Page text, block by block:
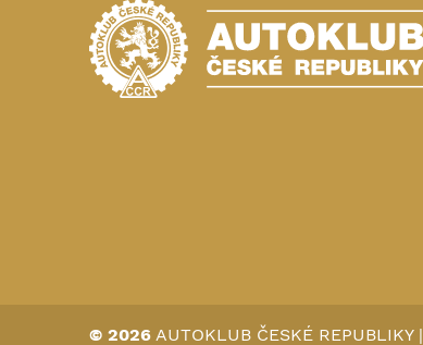
© 2026 AUTOKLUB ČESKÉ REPUBLIKY|